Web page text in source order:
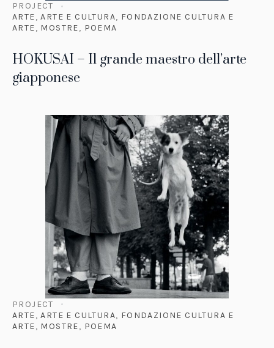
PROJECT
ARTE,ARTE E CULTURA, FONDAZIONE CULTURA E
ARTE, MOSTRE, POEMA
HOKUSAI – Il grande maestro dell’arte
giapponese
PROJECT
ARTE,ARTE E CULTURA, FONDAZIONE CULTURA E
ARTE, MOSTRE, POEMA